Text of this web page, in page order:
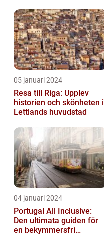
Semester...
05 januari 2024
Resa till Riga: Upplev
historien och skönheten i
Lettlands huvudstad
04 januari 2024
Portugal All Inclusive:
Den ultimata guiden för
en bekymmersfri